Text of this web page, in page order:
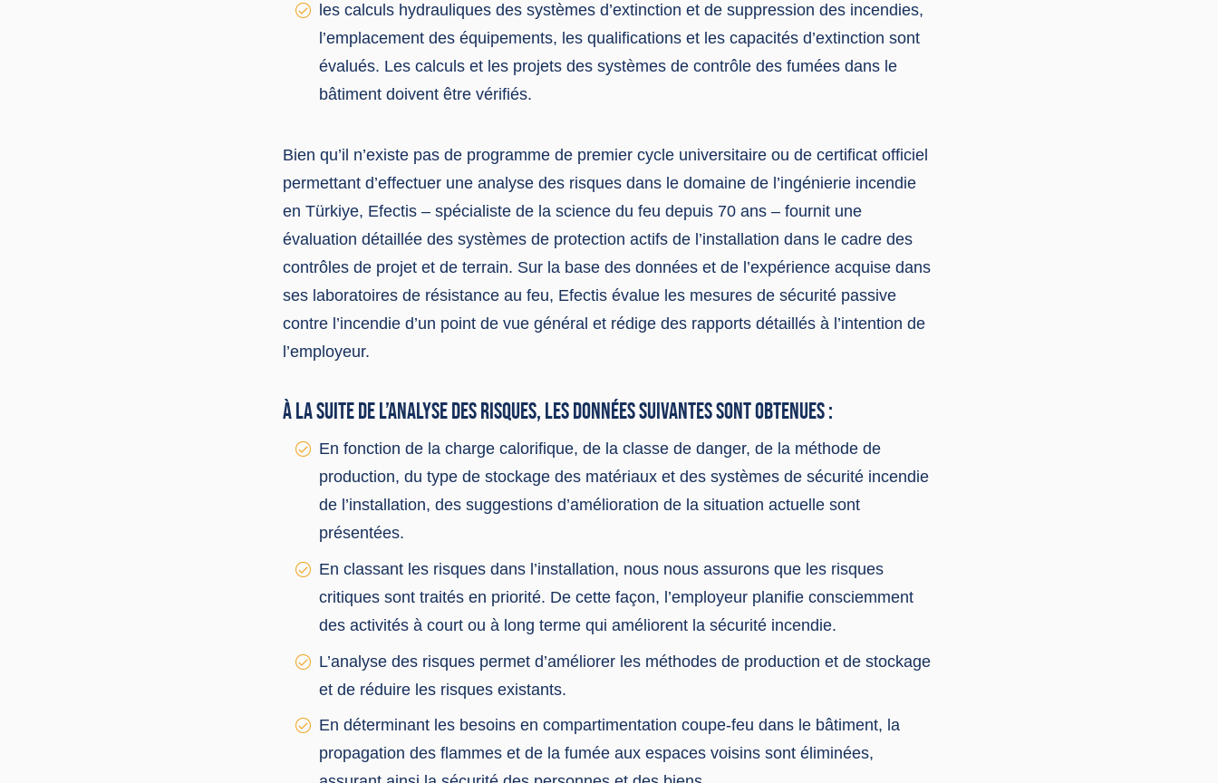
les calculs hydrauliques des systèmes d’extinction et de suppression des incendies,
l’emplacement des équipements, les qualifications et les capacités d’extinction sont
évalués. Les calculs et les projets des systèmes de contrôle des fumées dans le
bâtiment doivent être vérifiés.
Bien qu’il n’existe pas de programme de premier cycle universitaire ou de certificat officiel
permettant d’effectuer une analyse des risques dans le domaine de l’ingénierie incendie
en Türkiye, Efectis – spécialiste de la science du feu depuis 70 ans – fournit une
évaluation détaillée des systèmes de protection actifs de l’installation dans le cadre des
contrôles de projet et de terrain. Sur la base des données et de l’expérience acquise dans
ses laboratoires de résistance au feu, Efectis évalue les mesures de sécurité passive
contre l’incendie d’un point de vue général et rédige des rapports détaillés à l’intention de
l’employeur.
À LA SUITE DE L’ANALYSE DES RISQUES, LES DONNÉES SUIVANTES SONT OBTENUES :
En fonction de la charge calorifique, de la classe de danger, de la méthode de
production, du type de stockage des matériaux et des systèmes de sécurité incendie
de l’installation, des suggestions d’amélioration de la situation actuelle sont
présentées.
En classant les risques dans l’installation, nous nous assurons que les risques
critiques sont traités en priorité. De cette façon, l’employeur planifie consciemment
des activités à court ou à long terme qui améliorent la sécurité incendie.
L’analyse des risques permet d’améliorer les méthodes de production et de stockage
et de réduire les risques existants.
En déterminant les besoins en compartimentation coupe-feu dans le bâtiment, la
propagation des flammes et de la fumée aux espaces voisins sont éliminées,